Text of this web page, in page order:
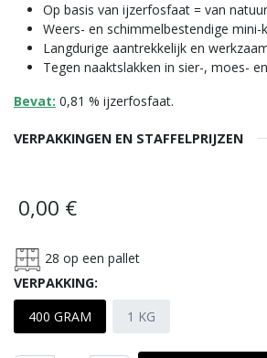
Op basis van ijzerfosfaat = van
Weers- en schimmelbestendige mini-
Langdurige aantrekkelijk en
Tegen naaktslakken in sier-, moes-
Bevat: 0,81 % ijzerfosfaat.
VERPAKKINGEN EN STAFFELPRIJZEN
0,00 €
28 op een pallet
VERPAKKING:
400 GRAM
1 KG